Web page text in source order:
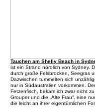
Tauchen am Shelly Beach in
ist ein Strand nördlich von Sydney.
durch große Felsbrocken, Seegras
Dazwischen tummelten sich
nur in Südaustralien vorkommen.
Fetzenfisch, bekam ich zwar nicht
Grouper und die „Alte Frau“, eine
die leicht an ihrer eigentümlichen